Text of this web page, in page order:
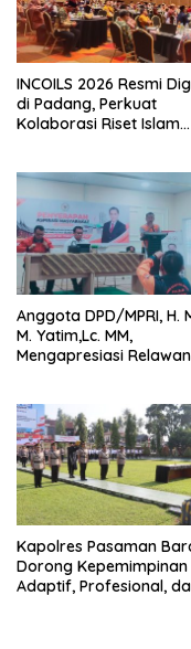
INCOILS 2026 Resmi
di Padang, Perkuat
Kolaborasi Riset Islam
Anggota DPD/MPRI, H.
M. Yatim,Lc. MM,
Mengapresiasi Relawan
Bencana
Kapolres Pasaman
Dorong Kepemimpinan
Adaptif, Profesional,